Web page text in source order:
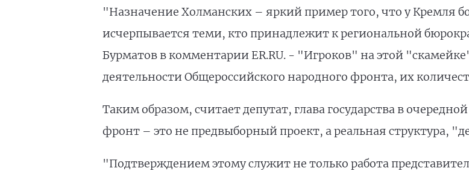
"Назначение Холманских – яркий пример того, что у Кремля
исчерпывается теми, кто принадлежит к региональной
Бурматов в комментарии ER.RU. - "Игроков" на этой
деятельности Общероссийского народного фронта, их
Таким образом, считает депутат, глава государства в
фронт – это не предвыборный проект, а реальная структура,
"Подтверждением этому служит не только работа